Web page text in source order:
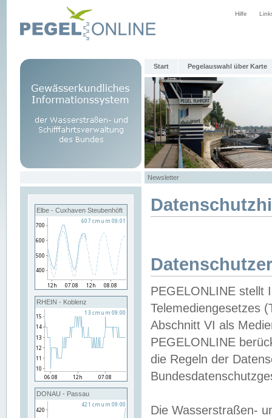
Hilfe
Start Pegelauswahl über Karte
Newsletter
Elbe - Cuxhaven Steubenhöft
RHEIN - Koblenz
DONAU - Passau
PEGELONLINE stellt
Telemediengesetzes
Abschnitt VI als
PEGELONLINE
die Regeln der
Die Wasserstraßen-